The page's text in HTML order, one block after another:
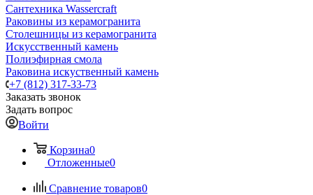
Сантехника Wassercraft
Раковины из керамогранита
Столешницы из керамогранита
Искусственный камень
Полиэфирная смола
Раковина искуственный камень
+7 (812) 317-33-73
Заказать звонок
Задать вопрос
Войти
Корзина0
Отложенные0
Сравнение товаров0